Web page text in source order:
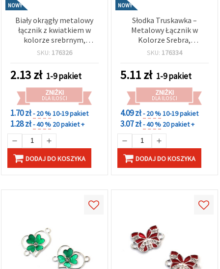
NOWY
Biały okrągły metalowy
łącznik z kwiatkiem w
kolorze srebrnym,
21x15x2 mm, otwór 1,5
SKU: 176326
2.13zł 1-9 pakiet
ZNIŻKI
DLA ILOŚCI
1.70 zł- 20 %10-19 pakiet
1.28 zł- 40 % 20 pakiet +
DODAJ DO KOSZYKA
NOWY
Słodka Truskawka –
Metalowy Łącznik w
Kolorze Srebra,
20x11,5x1,5 mm, Otwór 2
SKU: 176334
5.11zł 1-9 pakiet
ZNIŻKI
DLA ILOŚCI
4.09 zł- 20 %10-19 pakiet
3.07 zł- 40 % 20 pakiet +
DODAJ DO KOSZYKA